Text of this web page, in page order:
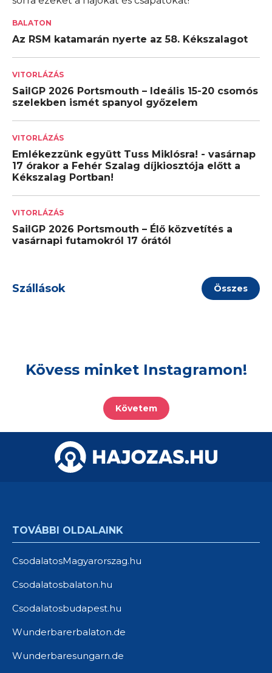
BALATON
Az RSM katamarán nyerte az 58. Kékszalagot
VITORLÁZÁS
SailGP 2026 Portsmouth – Ideális 15-20 csomós
szelekben ismét spanyol győzelem
VITORLÁZÁS
Emlékezzünk együtt Tuss Miklósra! - vasárnap
17 órakor a Fehér Szalag díjkiosztója előtt a
Kékszalag Portban!
VITORLÁZÁS
SailGP 2026 Portsmouth – Élő közvetítés a
vasárnapi futamokról 17 órától
Szállások Összes
Kövess minket Instagramon!
Követem
TOVÁBBI OLDALAINK
CsodalatosMagyarorszag.hu
Csodalatosbalaton.hu
Csodalatosbudapest.hu
Wunderbarerbalaton.de
Wunderbaresungarn.de